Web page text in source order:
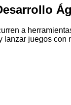
a
juegos